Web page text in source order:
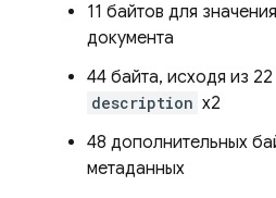
11 байтов для
документа
44 байта, исходя из
description x2
48 дополнительных
метаданных